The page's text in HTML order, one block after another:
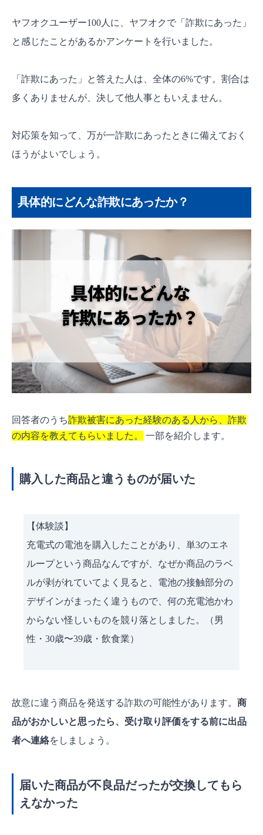
最悪の場合は専門家に相談も
ヤフオクのトラブルは消費者センターで解決
ヤフオクの返金申請が通らないことってあ
る？
引が必須！
ヤフオクユーザー100人に、ヤフオクで「詐欺にあった」
と感じたことがあるかアンケートを行いました。
「詐欺にあった」と答えた人は、全体の6%です。割合は
多くありませんが、決して他人事ともいえません。
対応策を知って、万が一詐欺にあったときに備えておく
ほうがよいでしょう。
具体的にどんな詐欺にあったか？
回答者のうち詐欺被害にあった経験のある人から、詐欺
の内容を教えてもらいました。
一部を紹介します。
購入した商品と違うものが届いた
【体験談】
充電式の電池を購入したことがあり、単3のエネ
ループという商品なんですが、なぜか商品のラベ
ルが剥がれていてよく見ると、電池の接触部分の
デザインがまったく違うもので、何の充電池かわ
からない怪しいものを競り落としました。（男
性・30歳〜39歳・飲食業）
故意に違う商品を発送する詐欺の可能性があります。 商
品がおかしいと思ったら、受け取り評価をする前に出品
者へ連絡をしましょう。
届いた商品が不良品だったが交換してもら
えなかった